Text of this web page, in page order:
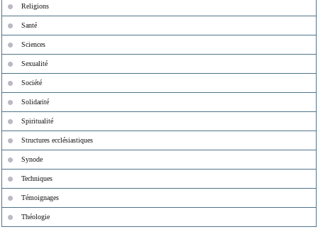
Religions
Santé
Sciences
Sexualité
Société
Solidarité
Spiritualité
Structures ecclésiastiques
Synode
Techniques
Témoignages
Théologie